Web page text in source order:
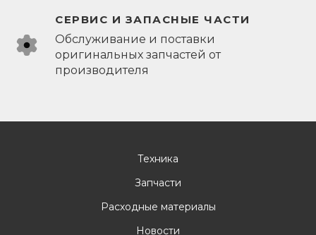
СЕРВИС И ЗАПАСНЫЕ ЧАСТИ
Обслуживание и поставки
оригинальных запчастей от
производителя
Техника
Запчасти
Расходные материалы
Новости